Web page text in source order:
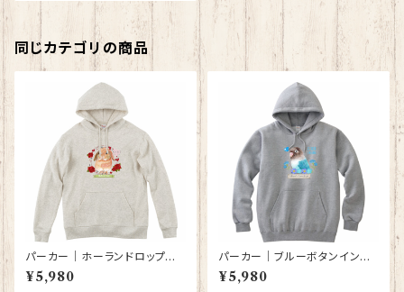
同じカテゴリの商品
パーカー｜ホーランドロップイ
ヤーラビット（オートミール色）
【型番 P-139】
¥5,980
パーカー｜ブルーボタンインコ
（グレー）【型番 P-143】KYAPI
Art きゃぴあーと
¥5,980